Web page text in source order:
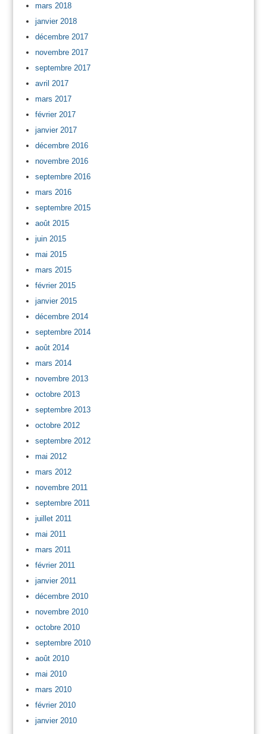
mars 2018
janvier 2018
décembre 2017
novembre 2017
septembre 2017
avril 2017
mars 2017
février 2017
janvier 2017
décembre 2016
novembre 2016
septembre 2016
mars 2016
septembre 2015
août 2015
juin 2015
mai 2015
mars 2015
février 2015
janvier 2015
décembre 2014
septembre 2014
août 2014
mars 2014
novembre 2013
octobre 2013
septembre 2013
octobre 2012
septembre 2012
mai 2012
mars 2012
novembre 2011
septembre 2011
juillet 2011
mai 2011
mars 2011
février 2011
janvier 2011
décembre 2010
novembre 2010
octobre 2010
septembre 2010
août 2010
mai 2010
mars 2010
février 2010
janvier 2010